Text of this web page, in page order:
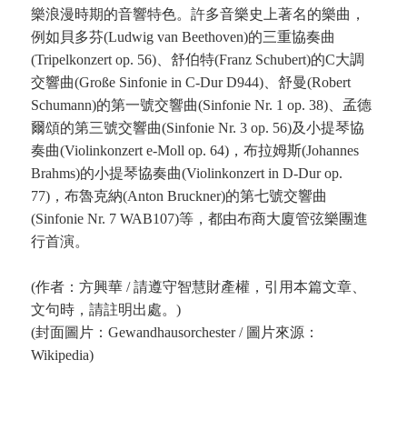
樂浪漫時期的音響特色。許多音樂史上著名的樂曲，
例如貝多芬(Ludwig van Beethoven)的三重協奏曲
(Tripelkonzert op. 56)、舒伯特(Franz Schubert)的C大調
交響曲(Große Sinfonie in C-Dur D944)、舒曼(Robert
Schumann)的第一號交響曲(Sinfonie Nr. 1 op. 38)、孟德
爾頌的第三號交響曲(Sinfonie Nr. 3 op. 56)及小提琴協
奏曲(Violinkonzert e-Moll op. 64)，布拉姆斯(Johannes
Brahms)的小提琴協奏曲(Violinkonzert in D-Dur op.
77)，布魯克納(Anton Bruckner)的第七號交響曲
(Sinfonie Nr. 7 WAB107)等，都由布商大廈管弦樂團進
行首演。
(作者：方興華 / 請遵守智慧財產權，引用本篇文章、
文句時，請註明出處。)
(封面圖片：Gewandhausorchester / 圖片來源：
Wikipedia)